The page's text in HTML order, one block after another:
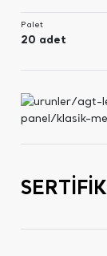
Palet
20 adet